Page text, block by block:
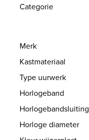
Categorie
Merk
Kastmateriaal
Type uurwerk
Horlogeband
Horlogebandsluiting
Horloge diameter